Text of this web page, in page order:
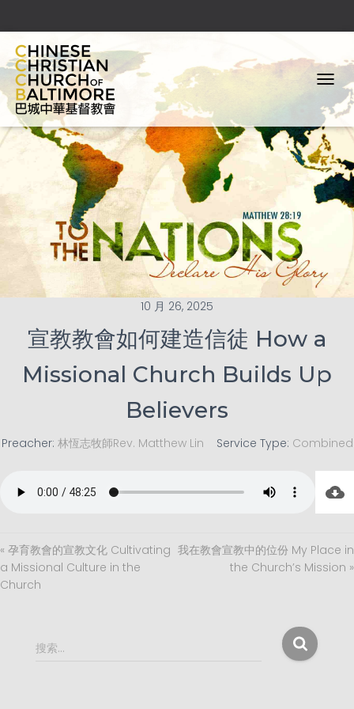
O
G
G
L
E
N
A
T
O
10 月 26, 2025
宣教教會如何建造信徒 How a
Missional Church Builds Up
Believers
Preacher: 林恆志牧師Rev. Matthew Lin Service Type: Combined
« 孕育教會的宣教文化 Cultivating
a Missional Culture in the
Church
我在教會宣教中的位份 My Place in
the Church’s Mission »
搜
搜索…